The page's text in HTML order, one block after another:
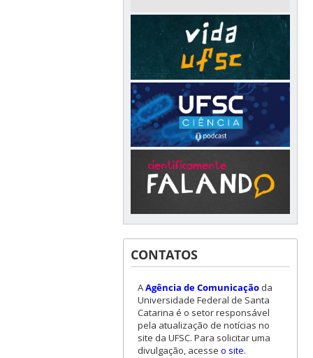
CONTATOS
AAgência de Comunicaçãoda
Universidade Federal de Santa
Catarina é o setor responsável
pela atualização de notícias no
site da UFSC. Para solicitar uma
divulgação, acesse o site.